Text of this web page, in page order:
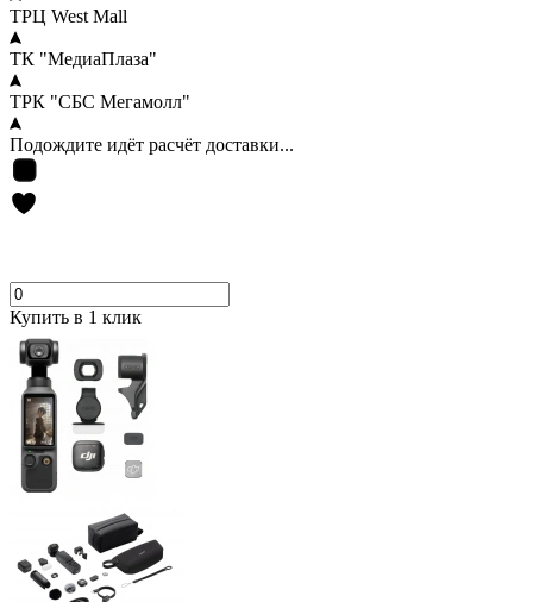
ТРЦ West Mall
ТК "МедиаПлаза"
ТРК "СБС Мегамолл"
Подождите идёт расчёт доставки...
Купить в 1 клик